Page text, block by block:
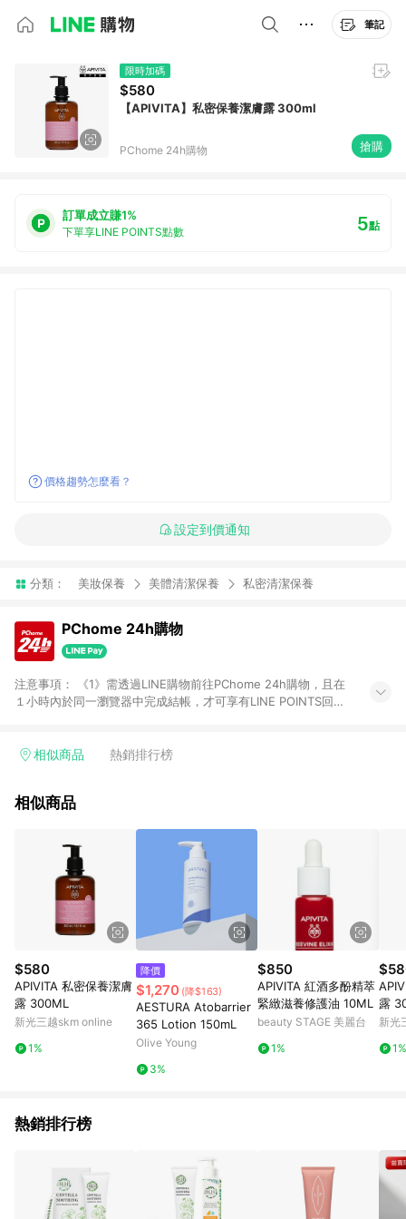
筆記
限時加碼
$580
【APIVITA】私密保養潔膚露 300ml
PChome 24h購物 搶購
訂單成立賺1%
下單享LINE POINTS點數 5點
價格趨勢怎麼看？
設定到價通知
分類： 美妝保養 美體清潔保養 私密清潔保養
PChome 24h購物
注意事項： 《1》需透過LINE購物前往PChome 24h購物，且在
１小時內於同一瀏覽器中完成結帳，才可享有LINE POINTS回饋
在點數回饋範圍內。 《3》如取消訂單、退貨、購物中登出
品、票券、訂閱方案、PChome儲值商品、企業專區/企業採購、
值點數、點數/禮物卡 [2025/2/16起適用] - 票券全品項
[2026/6/2起適用] 《5》回饋點數的計算將會排除【訂單活動折
扣 (含折價券折扣)】、【P幣扣抵】、【現金積點扣抵】及【訂單
運費】等金額。 《6》符合LINE POINTS回饋資格之訂單將於商
家訂單頁面標示「LINE回饋」，若無此標示則 不符合回饋LINE
POINTS點數資格亦不得使用點數紅包 。 《7》LINE購物設有
「單一商品最高回饋點數」機制 (特殊活動時開放「回饋無上
限」)，以同一訂單中同一商品不論件數計算，並依訂單成立時間
當下LINE購物所設定的回饋機制為準。 《8》LINE購物為購物資
訊整合性平台，商品資料更新會有時間差，如顯示之商品規格、
顏色、價位、贈品與PChome 24h購物銷售網頁不符，以銷售網
頁標示為準！
相似商品 熱銷排行榜
相似商品
$580
APIVITA 私密保養潔膚
露 300ML
新光三越skm online
1%
降價
$1,270 (降$163)
AESTURA Atobarrier
365 Lotion 150mL
Olive Young
3%
$850
APIVITA 紅酒多酚精萃
緊緻滋養修護油 10ML
beauty STAGE 美麗台
1%
露
新光
1%
熱銷排行榜